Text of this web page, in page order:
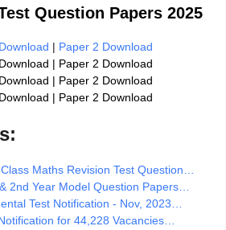
Question Papers 2025
| Paper 2 Download
| Paper 2 Download
| Paper 2 Download
| Paper 2 Download
Maths Revision Test Question…
2nd Year Model Question Papers…
Test Notification - Nov, 2023…
for 44,228 Vacancies…